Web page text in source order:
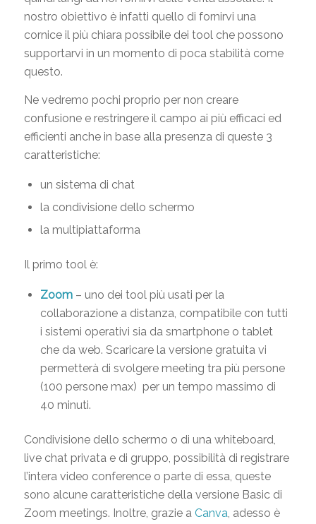
nostro obiettivo è infatti quello di fornirvi una
cornice il più chiara possibile dei tool che possono
supportarvi in un momento di poca stabilità come
questo.
Ne vedremo pochi proprio per non creare
confusione e restringere il campo ai più efficaci ed
efficienti anche in base alla presenza di queste 3
caratteristiche:
un sistema di chat
la condivisione dello schermo
la multipiattaforma
Il primo tool è:
Zoom – uno dei tool più usati per la
collaborazione a distanza, compatibile con tutti
i sistemi operativi sia da smartphone o tablet
che da web. Scaricare la versione gratuita vi
permetterà di svolgere meeting tra più persone
(100 persone max) per un tempo massimo di
40 minuti.
Condivisione dello schermo o di una whiteboard,
live chat privata e di gruppo, possibilità di registrare
l’intera video conference o parte di essa, queste
sono alcune caratteristiche della versione Basic di
Zoom meetings. Inoltre, grazie a Canva, adesso è